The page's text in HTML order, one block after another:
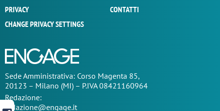
PRIVACY
CONTATTI
CHANGE PRIVACY SETTINGS
SedeAmministrativa: Corso Magenta 85,
20123 – Milano (MI) – P.IVA 08421160964
Redazione:
redazione@engage.it